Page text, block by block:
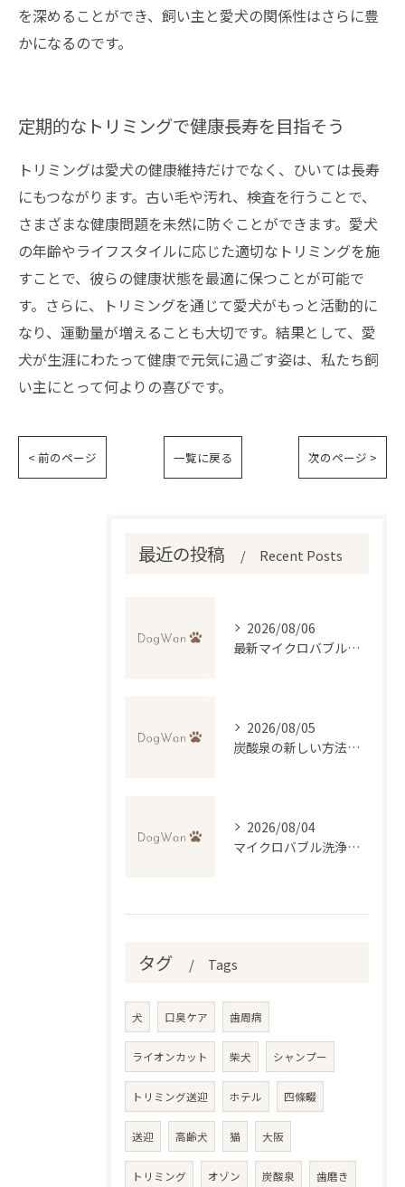
を深めることができ、飼い主と愛犬の関係性はさらに豊
かになるのです。
定期的なトリミングで健康長寿を目指そう
トリミングは愛犬の健康維持だけでなく、ひいては長寿
にもつながります。古い毛や汚れ、検査を行うことで、
さまざまな健康問題を未然に防ぐことができます。愛犬
の年齢やライフスタイルに応じた適切なトリミングを施
すことで、彼らの健康状態を最適に保つことが可能で
す。さらに、トリミングを通じて愛犬がもっと活動的に
なり、運動量が増えることも大切です。結果として、愛
犬が生涯にわたって健康で元気に過ごす姿は、私たち飼
い主にとって何よりの喜びです。
< 前のページ 一覧に戻る 次のページ >
最近の投稿 Recent Posts
2026/08/06
最新マイクロバブル技術で理想のふわふわ仕上げを実現するトリミング法
2026/08/05
炭酸泉の新しい方法で自宅再現と効果・デメリットを徹底比較
2026/08/04
マイクロバブル洗浄が叶える低刺激トリミングの魅力
タグ Tags
犬 口臭ケア 歯周病
ライオンカット 柴犬 シャンプー
トリミング送迎 ホテル 四條畷
送迎 高齢犬 猫 大阪
トリミング オゾン 炭酸泉 歯磨き